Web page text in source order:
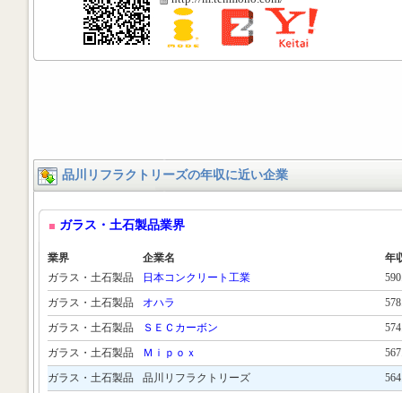
品川リフラクトリーズの年収に近い企業
ガラス・土石製品業界
業界 企業名
年
ガラス・土石製品
日本コンクリート工業
ガラス・土石製品
オハラ
ガラス・土石製品
ＳＥＣカーボン
ガラス・土石製品
Ｍｉｐｏｘ
ガラス・土石製品
品川リフラクトリーズ